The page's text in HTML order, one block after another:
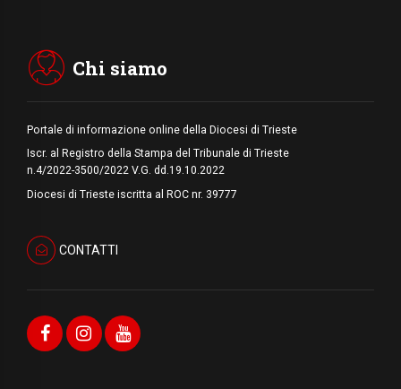
Chi siamo
Portale di informazione online della Diocesi di Trieste
Iscr. al Registro della Stampa del Tribunale di Trieste
n.4/2022-3500/2022 V.G. dd.19.10.2022
Diocesi di Trieste iscritta al ROC nr. 39777
CONTATTI